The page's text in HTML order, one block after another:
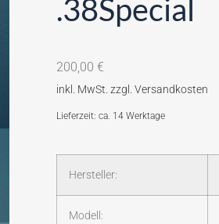
.38Special
200,00 €
Lieferzeit: ca. 14 Werktage
Hersteller:
Modell: